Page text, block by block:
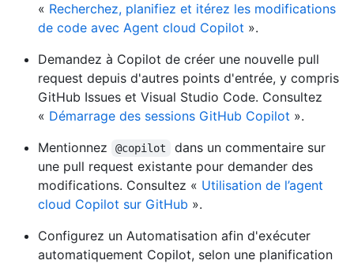
« Recherchez, planifiez et itérez les modifications
de code avec Agent cloud Copilot ».
Demandez à Copilot de créer une nouvelle pull
request depuis d'autres points d'entrée, y compris
GitHub Issues et Visual Studio Code. Consultez
« Démarrage des sessions GitHub Copilot ».
Mentionnez
@copilot
dans un commentaire sur
une pull request existante pour demander des
modifications. Consultez « Utilisation de l’agent
cloud Copilot sur GitHub ».
Configurez un Automatisation afin d'exécuter
automatiquement Copilot, selon une planification